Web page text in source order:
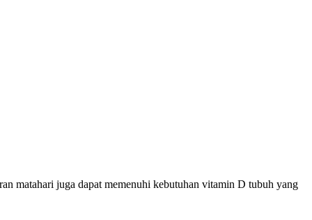
matahari juga dapat memenuhi kebutuhan vitamin D tubuh yang